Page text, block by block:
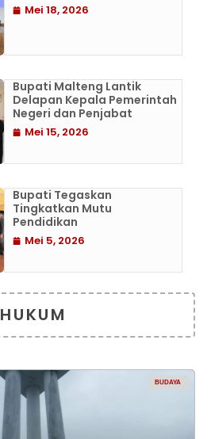
Mei 18, 2026
Bupati Malteng Lantik
Delapan Kepala Pemerintah
Negeri dan Penjabat
Mei 15, 2026
Bupati Tegaskan
Tingkatkan Mutu
Pendidikan
Mei 5, 2026
HUKUM
BUDAYA